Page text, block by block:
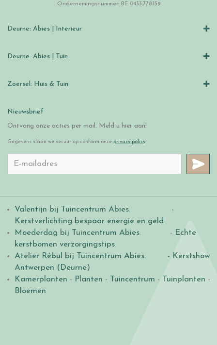
Ondernemingsnummer: BE 0433.778.159
Deurne: Abies | Interieur
Deurne: Abies | Tuin
Zoersel: Huis & Tuin
Nieuwsbrief
Ontvang onze acties per mail. Meld u hier aan!
Gegevens slaan we secuur op conform onze privacy policy.
Valentijn bij Tuincentrum Abies.
-
Kerstverlichting bespaar energie en geld
Moederdag bij Tuincentrum Abies. - Echte
kerstbomen verzorgingstips
Atelier Rébul bij Tuincentrum Abies.
- Kerstshow
Antwerpen (Deurne)
Kamerplanten - Planten - Tuincentrum - Tuinplanten -
Bloemen